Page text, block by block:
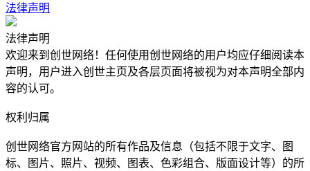
法律声明
法律声明
欢迎来到创世网络！任何使用创世网络的用户均应仔细阅读本
声明，用户进入创世主页及各层页面将被视为对本声明全部内
容的认可。
权利归属
创世网络官方网站的所有作品及信息（包括不限于文字、图
标、图片、照片、视频、图表、色彩组合、版面设计等）的所